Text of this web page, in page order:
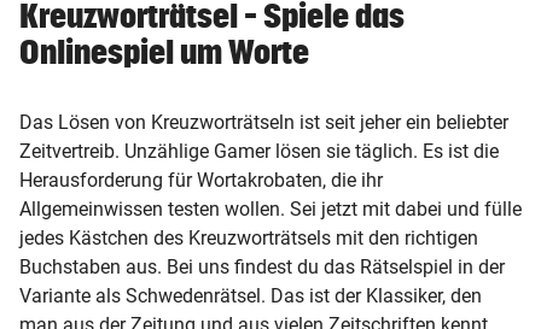
Karriere
Werbung
AGB / ANB
Kreuzworträtsel – Spiele das
Onlinespiel um Worte
Das Lösen von Kreuzworträtseln ist seit jeher ein beliebter
Zeitvertreib. Unzählige Gamer lösen sie täglich. Es ist die
Herausforderung für Wortakrobaten, die ihr
Allgemeinwissen testen wollen. Sei jetzt mit dabei und fülle
jedes Kästchen des Kreuzworträtsels mit den richtigen
Buchstaben aus. Bei uns findest du das Rätselspiel in der
Variante als Schwedenrätsel. Das ist der Klassiker, den